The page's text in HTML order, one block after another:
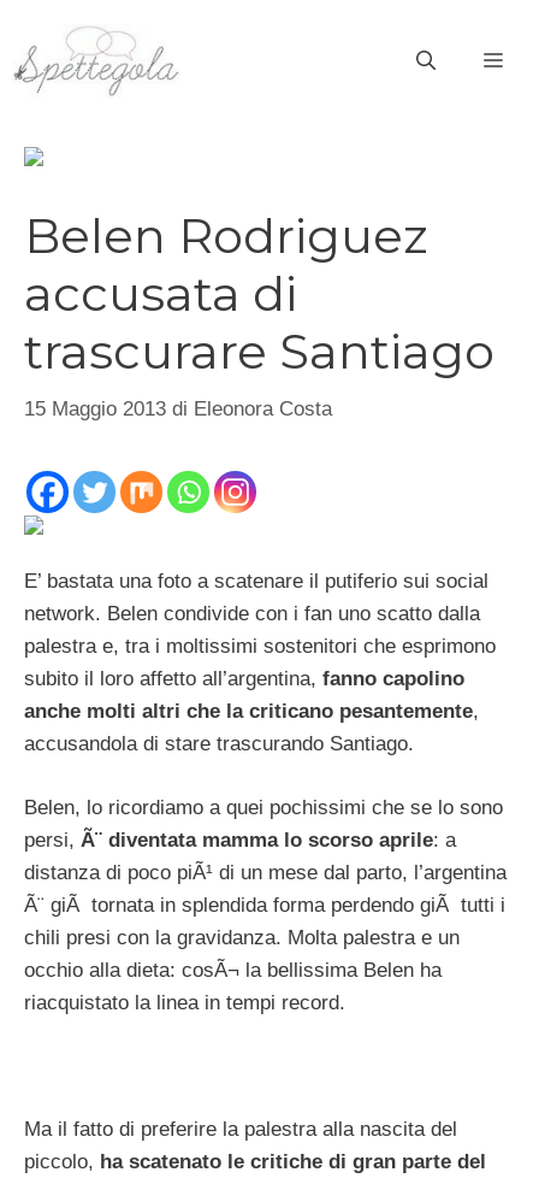
contenuto
Belen Rodriguez
accusata di
trascurare Santiago
15 Maggio 2013 di Eleonora Costa
E’ bastata una foto a scatenare il putiferio sui social
network. Belen condivide con i fan uno scatto dalla
palestra e, tra i moltissimi sostenitori che esprimono
subito il loro affetto all’argentina, fanno capolino
anche molti altri che la criticano pesantemente,
accusandola di stare trascurando Santiago.
Belen, lo ricordiamo a quei pochissimi che se lo sono
persi, Ã¨ diventata mamma lo scorso aprile: a
distanza di poco piÃ¹ di un mese dal parto, l’argentina
Ã¨ giÃ tornata in splendida forma perdendo giÃ tutti i
chili presi con la gravidanza. Molta palestra e un
occhio alla dieta: cosÃ¬ la bellissima Belen ha
riacquistato la linea in tempi record.
Ma il fatto di preferire la palestra alla nascita del
piccolo, ha scatenato le critiche di gran parte del